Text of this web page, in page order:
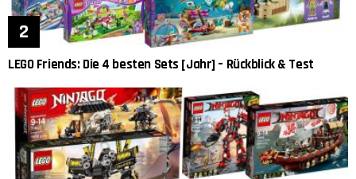
LEGO Friends: Die 4 besten Sets [Jahr] – Rückblick & Test